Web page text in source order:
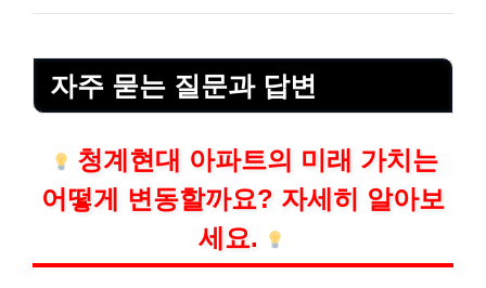
자주 묻는 질문과 답변
청계현대 아파트의 미래 가치는
어떻게 변동할까요? 자세히 알아보
세요.